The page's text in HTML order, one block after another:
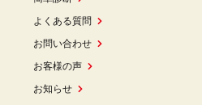
よくある質問
お問い合わせ
お客様の声
お知らせ